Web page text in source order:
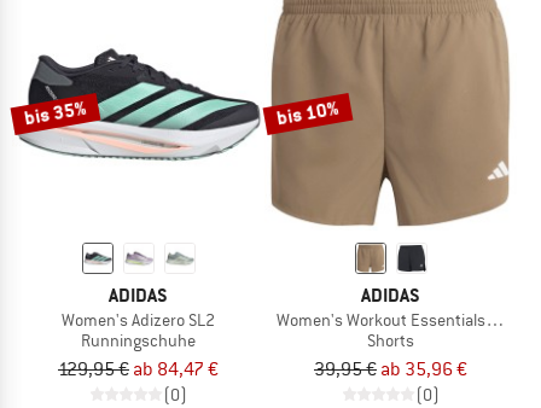
bis 35%
ADIDAS
Women's Adizero SL2
Runningschuhe
129,95 € ab 84,47 €
(0)
bis 10%
ADIDAS
Women's Workout Essentials 2In1
Shorts
39,95 € ab 35,96 €
(0)